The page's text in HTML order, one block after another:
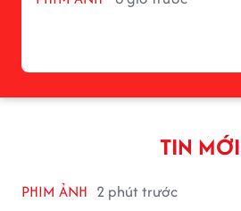
TIN MỚI
PHIM ẢNH 2 phút trước